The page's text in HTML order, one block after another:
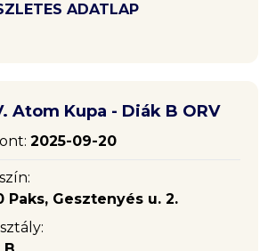
ADATLAP
Atom Kupa - Diák B ORV
2025-09-20
Paks, Gesztenyés u. 2.